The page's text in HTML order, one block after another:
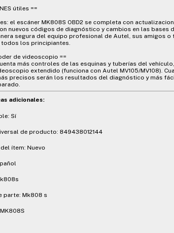
útiles ==
el escáner MK808S OBD2 se completa con
nuevos códigos de diagnóstico y cambios en las
segura del equipo profesional de Autel, sus amigos
todos los principiantes.
de videoscopio ==
más controles de las esquinas y tuberías del
extendido (funciona con Autel MV105/MV108).
precisos serán los resultados del diagnóstico y más
adicionales:
Sí
de producto: 849438012144
ítem: Nuevo
parte: Mk808 s
MK808S